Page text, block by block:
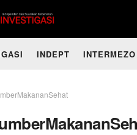
INDEPT INTERMEZO